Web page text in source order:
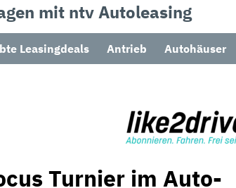
mit ntv Autoleasing
Leasingdeals Antrieb Autohäuser
Turnier im Auto-